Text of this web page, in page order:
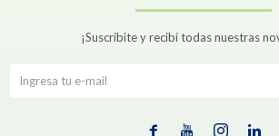
¡Suscribite y recibí todas nuestras
   